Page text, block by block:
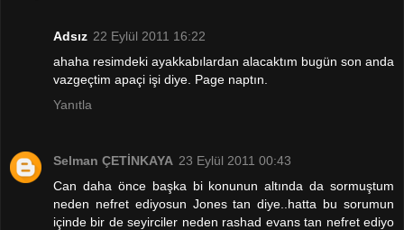
Adsız 22 Eylül 2011 16:22
ahaha resimdeki ayakkabılardan alacaktım bugün son anda
vazgeçtim apaçi işi diye. Page naptın.
Yanıtla
Selman ÇETİNKAYA 23 Eylül 2011 00:43
Can daha önce başka bi konunun altında da sormuştum
neden nefret ediyosun Jones tan diye..hatta bu sorumun
içinde bir de seyirciler neden rashad evans tan nefret ediyo